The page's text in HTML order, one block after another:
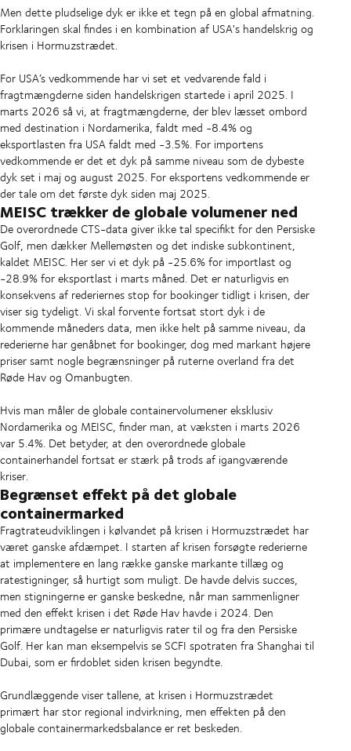
Men dette pludselige dyk er ikke et tegn på en global afmatning.
Forklaringen skal findes i en kombination af USA's handelskrig og
krisen i Hormuzstrædet.
For USA’s vedkommende har vi set et vedvarende fald i
fragtmængderne siden handelskrigen startede i april 2025. I
marts 2026 så vi, at fragtmængderne, der blev læsset ombord
med destination i Nordamerika, faldt med -8.4% og
eksportlasten fra USA faldt med -3.5%. For importens
vedkommende er det et dyk på samme niveau som de dybeste
dyk set i maj og august 2025. For eksportens vedkommende er
der tale om det første dyk siden maj 2025.
MEISC trækker de globale volumener ned
De overordnede CTS-data giver ikke tal specifikt for den Persiske
Golf, men dækker Mellemøsten og det indiske subkontinent,
kaldet MEISC. Her ser vi et dyk på -25.6% for importlast og
-28.9% for eksportlast i marts måned. Det er naturligvis en
konsekvens af rederiernes stop for bookinger tidligt i krisen, der
viser sig tydeligt. Vi skal forvente fortsat stort dyk i de
kommende måneders data, men ikke helt på samme niveau, da
rederierne har genåbnet for bookinger, dog med markant højere
priser samt nogle begrænsninger på ruterne overland fra det
Røde Hav og Omanbugten.
Hvis man måler de globale containervolumener eksklusiv
Nordamerika og MEISC, finder man, at væksten i marts 2026
var 5.4%. Det betyder, at den overordnede globale
containerhandel fortsat er stærk på trods af igangværende
kriser.
Begrænset effekt på det globale
containermarked
Fragtrateudviklingen i kølvandet på krisen i Hormuzstrædet har
været ganske afdæmpet. I starten af krisen forsøgte rederierne
at implementere en lang række ganske markante tillæg og
ratestigninger, så hurtigt som muligt. De havde delvis succes,
men stigningerne er ganske beskedne, når man sammenligner
med den effekt krisen i det Røde Hav havde i 2024. Den
primære undtagelse er naturligvis rater til og fra den Persiske
Golf. Her kan man eksempelvis se SCFI spotraten fra Shanghai til
Dubai, som er firdoblet siden krisen begyndte.
Grundlæggende viser tallene, at krisen i Hormuzstrædet
primært har stor regional indvirkning, men effekten på den
globale containermarkedsbalance er ret beskeden.